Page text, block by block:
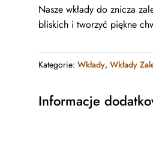
Nasze wkłady do znicza
bliskich i tworzyć piękne
Kategorie:Wkłady,Wkłady
Informacje